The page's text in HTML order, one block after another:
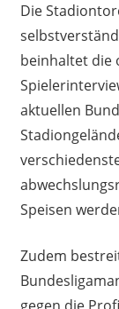
Die
beinhaltet die
aktuellen
Speisen
Zudem